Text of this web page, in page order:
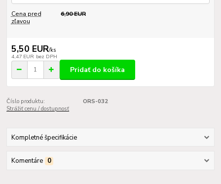
Cena pred
zľavou
6,90 EUR
5,50 EUR/ks
4,47 EUR bez DPH
Pridať do košíka
Číslo produktu:
ORS-032
Strážiť cenu / dostupnosť
Kompletné špecifikácie
Komentáre 0